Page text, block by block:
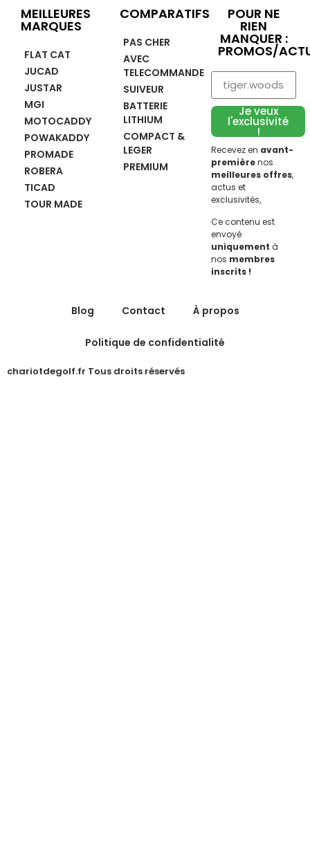
MEILLEURES
MARQUES
FLAT CAT
JUCAD
JUSTAR
MGI
MOTOCADDY
POWAKADDY
PROMADE
ROBERA
TICAD
TOUR MADE
COMPARATIFS
PAS CHER
AVEC
TELECOMMANDE
SUIVEUR
BATTERIE
LITHIUM
COMPACT &
LEGER
PREMIUM
POUR NE
RIEN
MANQUER :
PROMOS/
Je veux
l'exclusivité
!
Recevez en avant-
premièrenos
meilleures offres,
actus et
exclusivités,
Ce contenu est
envoyé
uniquement à
nos membres
inscrits !
chariotdegolf.fr Tous droits réservés
Blog Contact À propos
Politique de confidentialité